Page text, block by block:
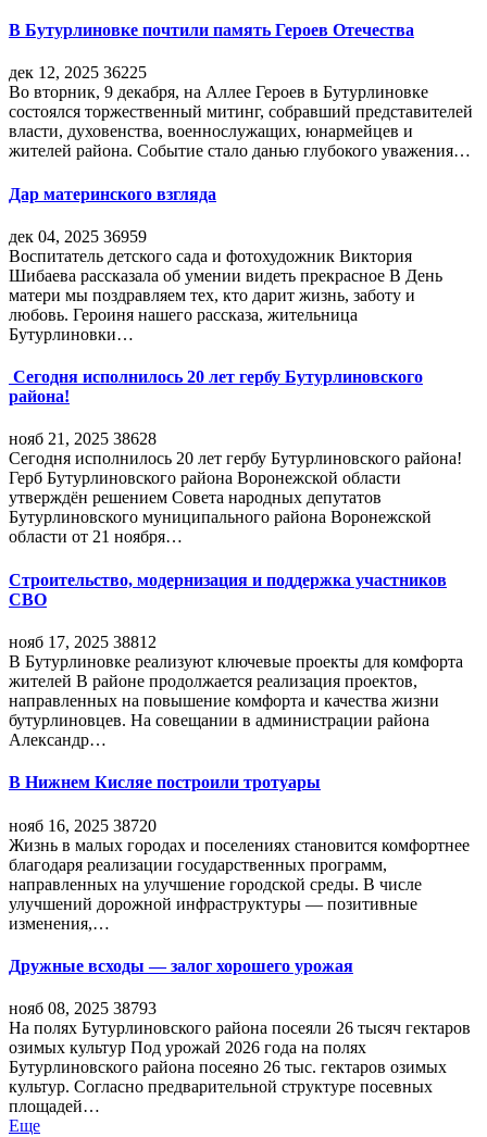
В Бутурлиновке почтили память Героев Отечества
дек 12, 2025 36225
Во вторник, 9 декабря, на Аллее Героев в Бутурлиновке
состоялся торжественный митинг, собравший представителей
власти, духовенства, военнослужащих, юнармейцев и
жителей района. Событие стало данью глубокого уважения…
Дар материнского взгляда
дек 04, 2025 36959
Воспитатель детского сада и фотохудожник Виктория
Шибаева рассказала об умении видеть прекрасное В День
матери мы поздравляем тех, кто дарит жизнь, заботу и
любовь. Героиня нашего рассказа, жительница
Бутурлиновки…
Сегодня исполнилось 20 лет гербу Бутурлиновского
района!
нояб 21, 2025 38628
Сегодня исполнилось 20 лет гербу Бутурлиновского района!
Герб Бутурлиновского района Воронежской области
утверждён решением Совета народных депутатов
Бутурлиновского муниципального района Воронежской
области от 21 ноября…
Строительство, модернизация и поддержка участников
СВО
нояб 17, 2025 38812
В Бутурлиновке реализуют ключевые проекты для комфорта
жителей В районе продолжается реализация проектов,
направленных на повышение комфорта и качества жизни
бутурлиновцев. На совещании в администрации района
Александр…
В Нижнем Кисляе построили тротуары
нояб 16, 2025 38720
Жизнь в малых городах и поселениях становится комфортнее
благодаря реализации государственных программ,
направленных на улучшение городской среды. В числе
улучшений дорожной инфраструктуры — позитивные
изменения,…
Дружные всходы — залог хорошего урожая
нояб 08, 2025 38793
На полях Бутурлиновского района посеяли 26 тысяч гектаров
озимых культур Под урожай 2026 года на полях
Бутурлиновского района посеяно 26 тыс. гектаров озимых
культур. Согласно предварительной структуре посевных
площадей…
Еще